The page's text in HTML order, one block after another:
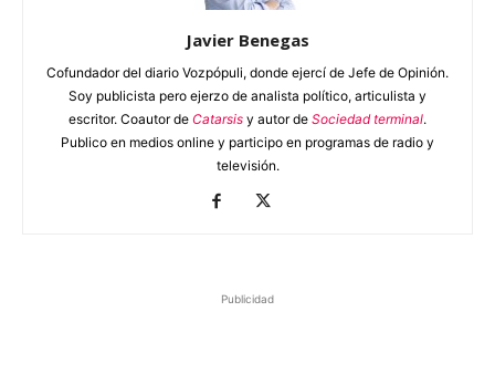
Javier Benegas
Cofundador del diario Vozpópuli, donde ejercí de Jefe de Opinión.
Soy publicista pero ejerzo de analista político, articulista y
escritor. Coautor de Catarsis y autor de Sociedad terminal.
Publico en medios online y participo en programas de radio y
televisión.
Publicidad